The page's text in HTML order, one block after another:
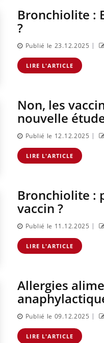
Bronchiolite :
?
Publié le 23.12.2025 |
LIRE L'ARTICLE
Non, les
nouvelle
Publié le 12.12.2025 |
LIRE L'ARTICLE
Bronchiolite :
vaccin ?
Publié le 11.12.2025 |
LIRE L'ARTICLE
Allergies
Publié le 09.12.2025 |
LIRE L'ARTICLE